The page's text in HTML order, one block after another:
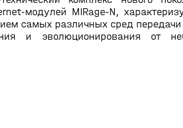
модулей MIRage-N,
самых различных сред
и эволюционирования от